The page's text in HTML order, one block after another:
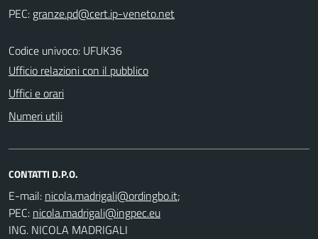
PEC:
Codice univoco: UFUK36
Ufficio relazioni con il pubblico
Uffici e orari
Numeri utili
CONTATTI D.P.O.
E-mail:
;
PEC:
ING. NICOLA MADRIGALI